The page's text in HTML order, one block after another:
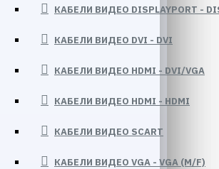
КАБЕЛИ ВИДЕО DISPLAYPORT -
КАБЕЛИ ВИДЕО DVI - DVI
КАБЕЛИ ВИДЕО HDMI - DVI/VGA
КАБЕЛИ ВИДЕО HDMI - HDMI
КАБЕЛИ ВИДЕО SCART
КАБЕЛИ ВИДЕО VGA - VGA (M/F)